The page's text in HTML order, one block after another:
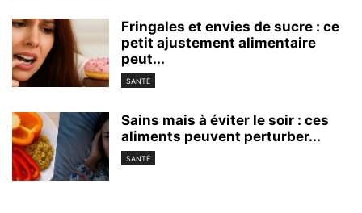
Fringales et envies de sucre : ce
petit ajustement alimentaire
peut...
SANTÉ
Sains mais à éviter le soir : ces
aliments peuvent perturber...
SANTÉ